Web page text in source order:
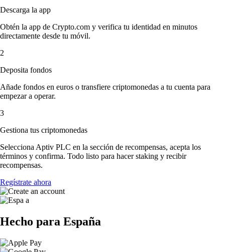
Descarga la app
Obtén la app de Crypto.com y verifica tu identidad en minutos
directamente desde tu móvil.
2
Deposita fondos
Añade fondos en euros o transfiere criptomonedas a tu cuenta para
empezar a operar.
3
Gestiona tus criptomonedas
Selecciona Aptiv PLC en la sección de recompensas, acepta los
términos y confirma. Todo listo para hacer staking y recibir
recompensas.
Regístrate ahora
Hecho para España